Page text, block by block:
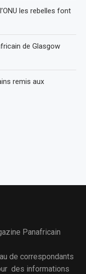
les rebelles font
de Glasgow
remis aux
Panafricain
de correspondants
des informations